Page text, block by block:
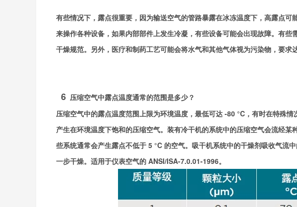
有些情况下，露点很重要，因为输送空气的管路暴露在冰冻温度下，高露点
来操作各种设备，如果内部部件上发生冷凝，有些设备可能会出现故障。有
干燥规范。另外，医疗和制药工艺可能会将水气和其他气体视为污染物，要求
6 压缩空气中露点温度通常的范围是多少？
压缩空气中的露点温度范围上限为环境温度，最低可达 -80 °C，有时在特殊
产生在环境温度下饱和的压缩空气。装有冷干机的系统中的压缩空气会流经
些系统通常会产生露点不低于 5 °C 的空气。吸干机系统中的干燥剂吸收气流
一步干燥。适用于仪表空气的 ANSI/ISA-7.0.01-1996。